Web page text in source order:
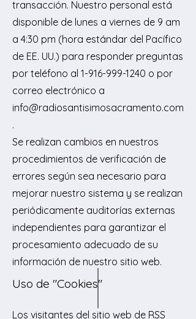
transacción. Nuestro personal está
disponible de lunes a viernes de 9 am
a 4:30 pm (hora estándar del Pacífico
de EE. UU.) para responder preguntas
por teléfono al 1-916-999-1240 o por
correo electrónico a
info@radiosantisimosacramento.com
.
Se realizan cambios en nuestros
procedimientos de verificación de
errores según sea necesario para
mejorar nuestro sistema y se realizan
periódicamente auditorías externas
independientes para garantizar el
procesamiento adecuado de su
información de nuestro sitio web.
Uso de "Cookies"
Los visitantes del sitio web de RSS